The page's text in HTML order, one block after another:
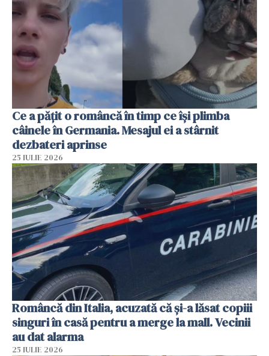
Ce a pățit o româncă în timp ce își plimba
câinele în Germania. Mesajul ei a stârnit
dezbateri aprinse
25 IULIE 2026
Româncă din Italia, acuzată că și-a lăsat copiii
singuri în casă pentru a merge la mall. Vecinii
au dat alarma
25 IULIE 2026